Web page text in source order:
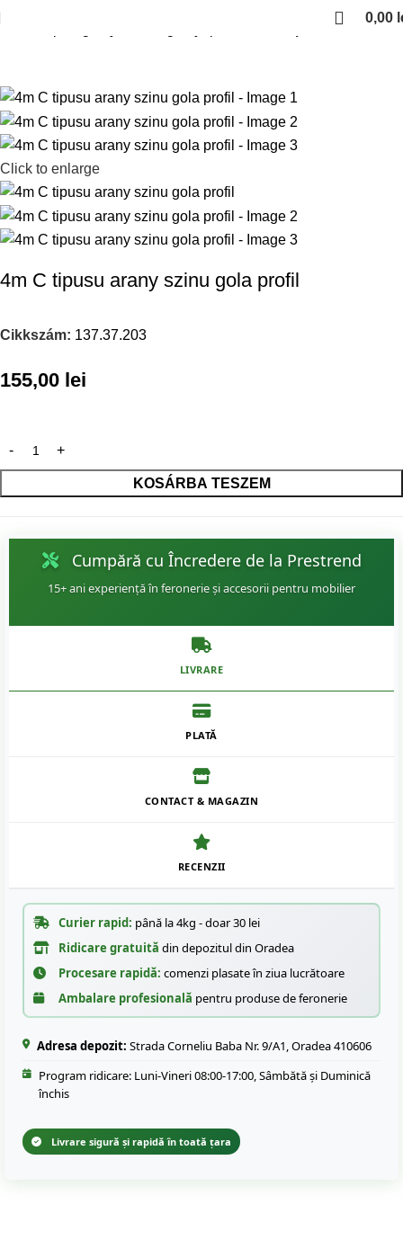
0,00
Gola profilok
Click to enlarge
4m C tipusu arany szinu gola profil
Cikkszám: 137.37.203
155,00 lei
KOSÁRBA TESZEM
Cumpără cu Încredere de la Prestrend
15+ ani experiență în feronerie și accesorii pentru mobilier
LIVRARE
PLATĂ
CONTACT & MAGAZIN
RECENZII
Curier rapid: până la 4kg - doar 30 lei
Ridicare gratuită din depozitul din Oradea
Procesare rapidă: comenzi plasate în ziua lucrătoare
Ambalare profesională pentru produse de feronerie
Adresa depozit: Strada Corneliu Baba Nr. 9/A1, Oradea 410606
Program ridicare: Luni-Vineri 08:00-17:00, Sâmbătă și Duminică
închis
Livrare sigură și rapidă în toată țara